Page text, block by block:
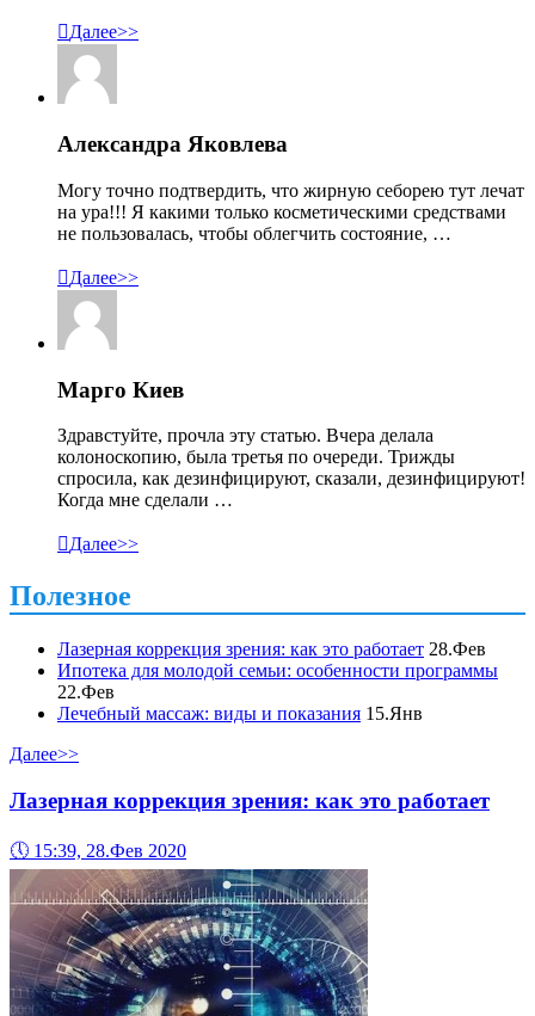
Далее>>
Александра Яковлева
Могу точно подтвердить, что жирную себорею тут лечат
на ура!!! Я какими только косметическими средствами
не пользовалась, чтобы облегчить состояние, …
Далее>>
Марго Киев
Здравстуйте, прочла эту статью. Вчера делала
колоноскопию, была третья по очереди. Трижды
спросила, как дезинфицируют, сказали, дезинфицируют!
Когда мне сделали …
Далее>>
Полезное
Лазерная коррекция зрения: как это работает 28.Фев
Ипотека для молодой семьи: особенности программы
22.Фев
Лечебный массаж: виды и показания 15.Янв
Далее>>
Лазерная коррекция зрения: как это работает
🕔 15:39, 28.Фев 2020